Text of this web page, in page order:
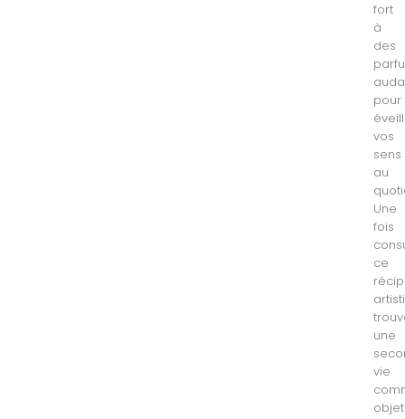
fort
à
des
pour
vos
sens
au
Une
fois
ce
une
vie
objet